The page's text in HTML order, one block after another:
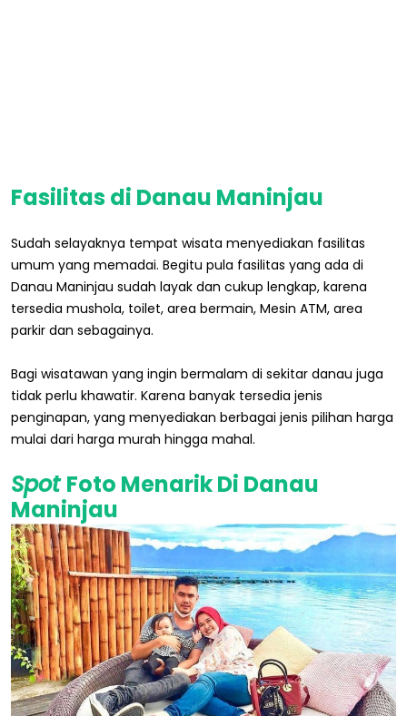
Fasilitas di Danau Maninjau
Sudah selayaknya tempat wisata menyediakan fasilitas
umum yang memadai. Begitu pula fasilitas yang ada di
Danau Maninjau sudah layak dan cukup lengkap, karena
tersedia mushola, toilet, area bermain, Mesin ATM, area
parkir dan sebagainya.
Bagi wisatawan yang ingin bermalam di sekitar danau juga
tidak perlu khawatir. Karena banyak tersedia jenis
penginapan, yang menyediakan berbagai jenis pilihan harga
mulai dari harga murah hingga mahal.
SpotFoto Menarik Di Danau
Maninjau